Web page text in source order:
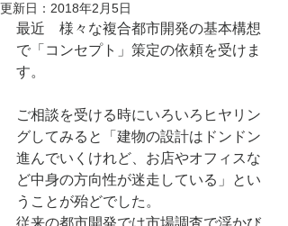
更新日： 2018年2月5日
最近　様々な複合都市開発の基本構想
で「コンセプト」策定の依頼を受けま
す。
ご相談を受ける時にいろいろヒヤリン
グしてみると「建物の設計はドンドン
進んでいくけれど、お店やオフィスな
ど中身の方向性が迷走している」とい
うことが殆どでした。
従来の都市開発では市場調査で浮かび